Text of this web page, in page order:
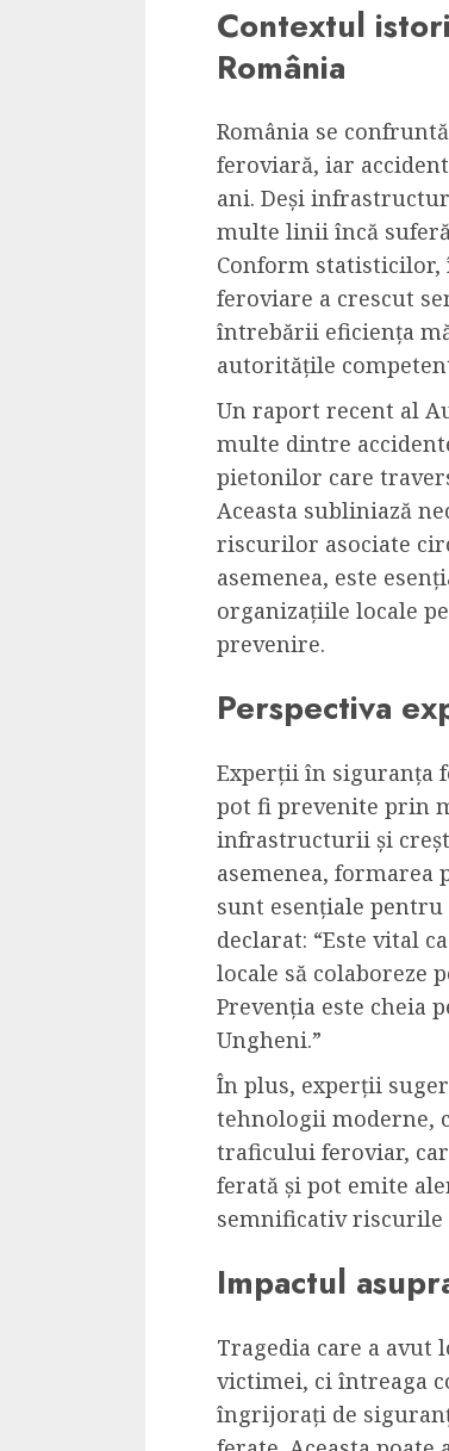
Contextul
România
România se
feroviară, iar
ani. Deși
multe linii încă
Conform statisticilor,
feroviare a crescut
întrebării eficiența
autoritățile
Un raport recent al
multe dintre
pietonilor care
Aceasta subliniază
riscurilor asociate
asemenea, este
organizațiile locale
prevenire.
Perspectiva
Experții în siguranța
pot fi prevenite prin
infrastructurii și
asemenea,
sunt esențiale
declarat: “Este vital
locale să colaboreze
Prevenția este cheia
Ungheni.”
În plus, experții
tehnologii moderne,
traficului feroviar,
ferată și pot emite
semnificativ riscurile
Impactul
Tragedia care a avut
victimei, ci întreaga
îngrijorați de